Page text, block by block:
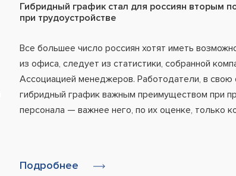
Гибридный график стал для россиян вторым
при трудоустройстве
Все большее число россиян хотят иметь
из офиса, следует из статистики, собранной
Ассоциацией менеджеров. Работодатели, в свою
гибридный график важным преимуществом при
персонала — важнее него, по их оценке, только
Подробнее